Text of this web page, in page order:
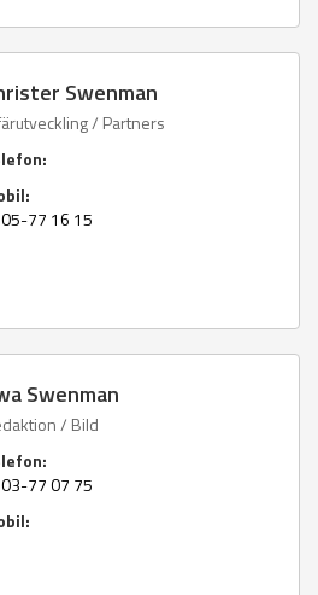
Swenman
/ Partners
77 16 15
Swenman
/ Bild
77 07 75